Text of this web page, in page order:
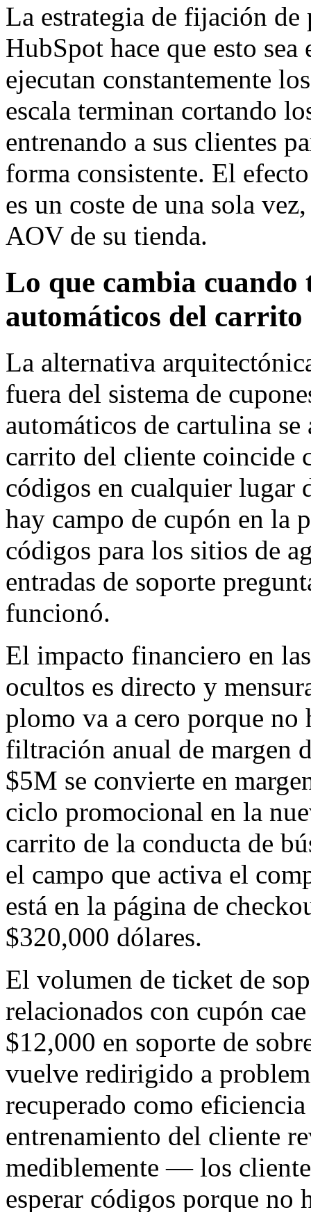
La estrategia de fijación
HubSpot hace que esto
ejecutan constantemente
escala terminan cortando
entrenando a sus clientes
forma consistente. El
es un coste de una sola
AOV de su tienda.
Lo que cambia cuando
automáticos del carrito
La alternativa
fuera del sistema de
automáticos de cartulina
carrito del cliente coincide
códigos en cualquier lugar
hay campo de cupón en la
códigos para los sitios de
entradas de soporte
funcionó.
El impacto financiero en
ocultos es directo y
plomo va a cero porque
filtración anual de margen
$5M se convierte en
ciclo promocional en la
carrito de la conducta de
el campo que activa el
está en la página de
$320,000 dólares.
El volumen de ticket de
relacionados con cupón
$12,000 en soporte de
vuelve redirigido a
recuperado como
entrenamiento del cliente
mediblemente — los
esperar códigos porque no